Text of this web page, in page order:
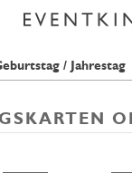
/ Jahrestag